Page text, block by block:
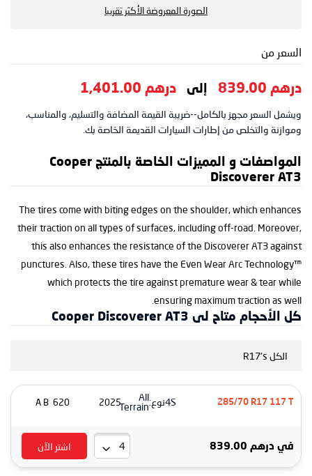
الصورة المعروضة الأكثر تقريبا
السعر من
درهم 839.00 إلى درهم 1,401.00
ويشمل السعر مجهز بالكامل--ضريبة القيمة المضافة والتسليم، والمناسب،
وموازنة والتخلص من إطارات السيارات القديمة الخاصة بك.
المواصفات و المميزات الخاصة بالمنتج Cooper
Discoverer AT3
The tires come with biting edges on the shoulder, which enhances
their traction on all types of surfaces, including off-road. Moreover,
this also enhances the resistance of the Discoverer AT3 against
punctures. Also, these tires have the Even Wear Arc Technology™
which protects the tire against premature wear & tear while
ensuring maximum traction as well.
كل الأحجام متاح لى Cooper Discoverer AT3
الكل R17's
285/70 R17 117 T
4Sنوع:All
Terrain
2025
620 A B
في درهم 839.00 اشتر الآن